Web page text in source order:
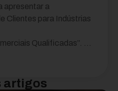
apresentar a
Clientes para Indústrias
Qualificadas”. ...
artigos